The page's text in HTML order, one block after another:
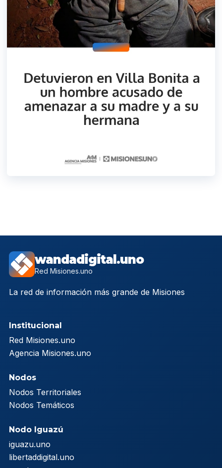
wandadigital.uno
Red Misiones.uno
La red de información más grande de Misiones
Institucional
Red Misiones.uno
Agencia Misiones.uno
Nodos
Nodos Territoriales
Nodos Temáticos
Nodo Iguazú
iguazu.uno
libertaddigital.uno